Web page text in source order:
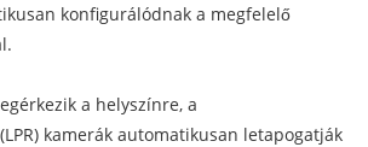
konfigurálódnak a megfelelő
a helyszínre, a
kamerák automatikusan letapogatják